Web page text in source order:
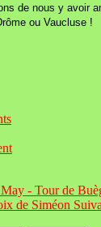
de nous y avoir
ou Vaucluse !
- Tour de
de Siméon